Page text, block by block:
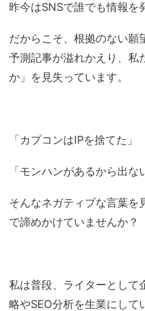
昨今はSNSで誰でも情報を
だからこそ、根拠のない願
予測記事が溢れかえり、私
か」を見失っています。
「カプコンはIPを捨てた」
「モンハンがあるから出
そんなネガティブな言葉を
で諦めかけていませんか？
私は普段、ライターとして
略やSEO分析を生業にして